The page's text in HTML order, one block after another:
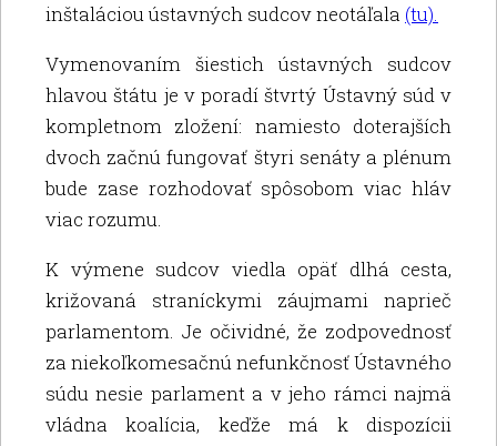
inštaláciou ústavných sudcov neotáľala (tu).
Vymenovaním šiestich ústavných sudcov
hlavou štátu je v poradí štvrtý Ústavný súd v
kompletnom zložení: namiesto doterajších
dvoch začnú fungovať štyri senáty a plénum
bude zase rozhodovať spôsobom viac hláv
viac rozumu.
K výmene sudcov viedla opäť dlhá cesta,
križovaná straníckymi záujmami naprieč
parlamentom. Je očividné, že zodpovednosť
za niekoľkomesačnú nefunkčnosť Ústavného
súdu nesie parlament a v jeho rámci najmä
vládna koalícia, keďže má k dispozícii